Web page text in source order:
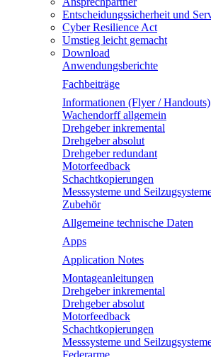
Entscheidungssicherheit und
Cyber Resilience Act
Umstieg leicht gemacht
Download
Anwendungsberichte
Fachbeiträge
Informationen (Flyer / Handouts)
Wachendorff allgemein
Drehgeber inkremental
Drehgeber absolut
Drehgeber redundant
Motorfeedback
Schachtkopierungen
Messsysteme und
Zubehör
Allgemeine technische Daten
Apps
Application Notes
Montageanleitungen
Drehgeber inkremental
Drehgeber absolut
Motorfeedback
Schachtkopierungen
Messsysteme und
Federarme